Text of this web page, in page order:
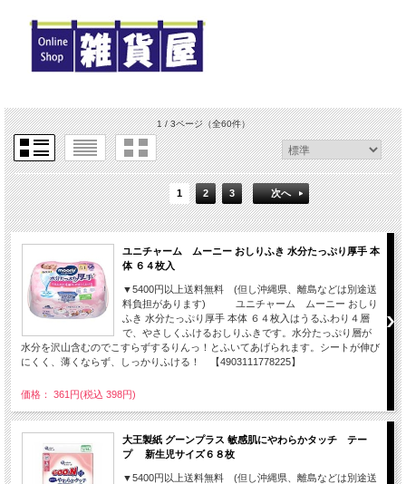
1 / 3ページ（全60件）
1 2 3 次へ
ユニチャーム ムーニー おしりふき 水分たっぷり厚手 本
体 ６４枚入
▼5400円以上送料無料 (但し沖縄県、離島などは別途送
料負担があります) ユニチャーム ムーニー おしり
ふき 水分たっぷり厚手 本体 ６４枚入はうるふわり４層
で、やさしくふけるおしりふきです。水分たっぷり層が
水分を沢山含むのでこすらずするりんっ！とふいてあげられます。シートが伸び
にくく、薄くならず、しっかりふける！ 【4903111778225】
価格： 361円(税込 398円)
大王製紙 グーンプラス 敏感肌にやわらかタッチ テー
プ 新生児サイズ６８枚
▼5400円以上送料無料 (但し沖縄県、離島などは別途送